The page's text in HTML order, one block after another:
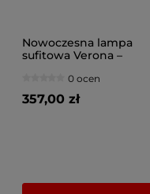
Nowoczesna lampa
sufitowa Verona –
regulowane drewniane
klosze
0 ocen
357,00 zł